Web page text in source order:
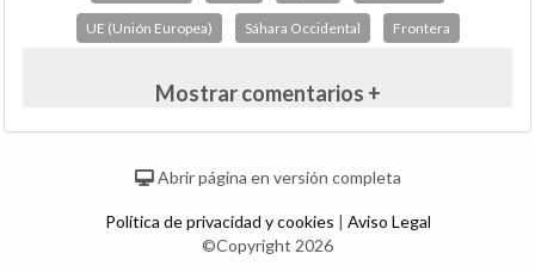
UE (Unión Europea) Sáhara Occidental Frontera
Mostrar comentarios +
Abrir página en versión completa
Política de privacidad y cookies | Aviso Legal
©Copyright 2026